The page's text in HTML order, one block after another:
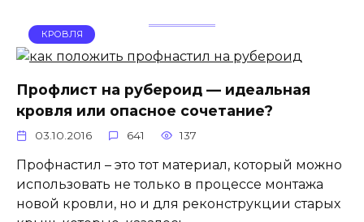
КРОВЛЯ
Профлист на рубероид — идеальная
кровля или опасное сочетание?
03.10.2016 641 137
Профнастил – это тот материал, который можно
использовать не только в процессе монтажа
новой кровли, но и для реконструкции старых